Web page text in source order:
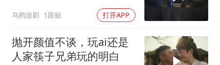
夏日经济乘“热”而上 消费市场向“新”而行
乐享全民健身 共筑健康中国
乌鸦追剧 1跟贴 打开APP
抛开颜值不谈，玩ai还是
人家筷子兄弟玩的明白